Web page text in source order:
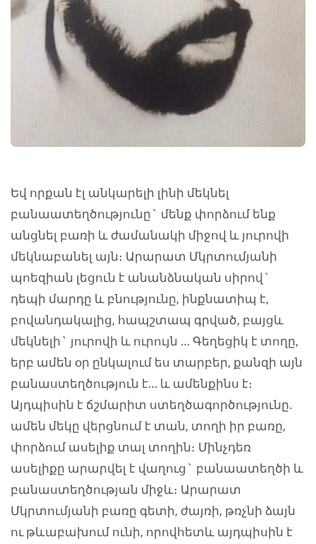
Եվ որքան էլ անկարելի լինի մեկնել
բանաատեղծությունը` մենք փորձում ենք
անցնել բառի և ժամանակի միջով և յուրովի
մեկնաբանել այն։ Արարատ Մկրտումյանի
պոեզիան լեցուն է անանձնական սիրով`
դեպի մարդը և բնությունը, ինքնատիպ է,
բովանդակալից, հապշտապ գրված, բայցև
մեկնելի` յուրովի և ուրույն … Գեղեցիկ է տողը,
երբ ամեն օր ընկալում ես տարբեր, քանզի այն
բանաստեղծություն է… և ամենքինս է։
Այդպիսին է ճշմարիտ ստեղծագործությունը.
ամեն մեկը վերցնում է տան, տողի իր բառը,
փորձում ասելիք տալ տողին։ Մինչդեռ
ասելիքը արարվել է վաղուց` բանաատեղծի և
բանաստեղծության միջև։ Արարատ
Մկրտումյանի բառը գետի, ժայռի, թռչնի ձայն
ու թևաբախում ունի, որովհետև այդպիսին է